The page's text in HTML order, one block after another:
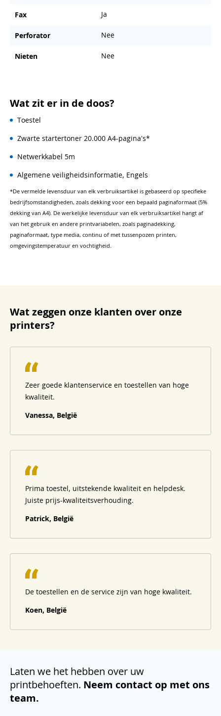
Fax Ja
Perforator Nee
Nieten Nee
Wat zit er in de doos?
Toestel
Zwarte startertoner 20.000 A4-pagina's*
Netwerkkabel 5m
Algemene veiligheidsinformatie, Engels
*De vermelde levensduur van elk verbruiksartikel is gebaseerd op specifieke
bedrijfsomstandigheden, zoals dekking voor een bepaald paginaformaat (5%
dekking van A4). De werkelijke levensduur van elk verbruiksartikel hangt af
van het gebruik en andere printvariabelen, zoals paginadekking,
paginaformaat, type media, continu of met tussenpozen printen,
omgevingstemperatuur en vochtigheid.
Wat zeggen onze klanten over onze
printers?
Zeer goede klantenservice en toestellen van hoge
kwaliteit.
Vanessa, België
Prima toestel, uitstekende kwaliteit en helpdesk.
Juiste prijs-kwaliteitsverhouding.
Patrick, België
De toestellen en de service zijn van hoge kwaliteit.
Koen, België
Laten we het hebben over uw
printbehoeften. Neem contact op met ons
team.